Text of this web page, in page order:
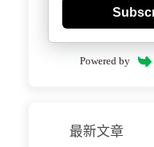
Powered by
最新文章